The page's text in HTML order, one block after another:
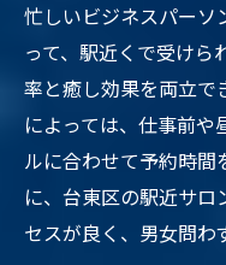
忙しいビジネスパーソ
って、駅近くで受けら
率と癒し効果を両立で
によっては、仕事前や
ルに合わせて予約時間
に、台東区の駅近サロ
セスが良く、男女問わ